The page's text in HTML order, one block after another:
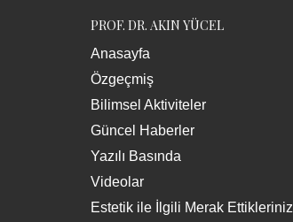
PROF. DR. AKIN YÜCEL
Anasayfa
Özgeçmiş
Bilimsel Aktiviteler
Güncel Haberler
Yazılı Basında
Videolar
Estetik ile İlgili Merak Ettikleriniz